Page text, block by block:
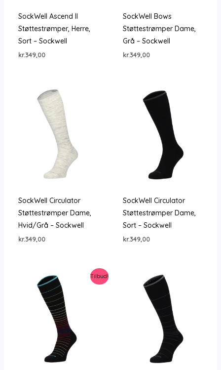
SockWell Ascend II
Støttestrømper, Herre,
Sort – Sockwell
kr.349,00
SockWell Bows
Støttestrømper Dame,
Grå – Sockwell
kr.349,00
SockWell Circulator
Støttestrømper Dame,
Hvid/Grå – Sockwell
kr.349,00
SockWell Circulator
Støttestrømper Dame,
Sort – Sockwell
kr.349,00
Tilbud!